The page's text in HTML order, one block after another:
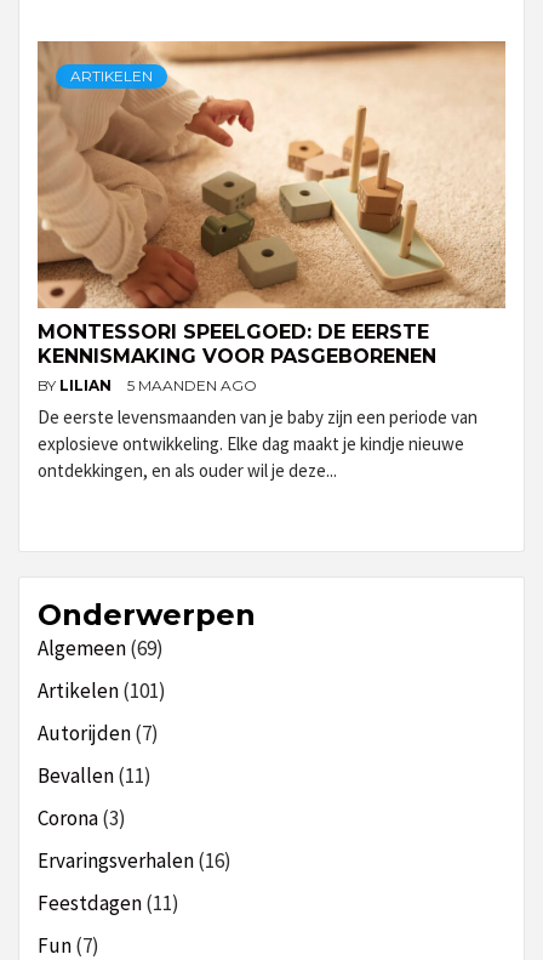
ARTIKELEN
MONTESSORI SPEELGOED: DE EERSTE
KENNISMAKING VOOR PASGEBORENEN
BY LILIAN 5 MAANDEN AGO
De eerste levensmaanden van je baby zijn een periode van
explosieve ontwikkeling. Elke dag maakt je kindje nieuwe
ontdekkingen, en als ouder wil je deze...
Onderwerpen
Algemeen(69)
Artikelen(101)
Autorijden(7)
Bevallen(11)
Corona(3)
Ervaringsverhalen(16)
Feestdagen(11)
Fun(7)